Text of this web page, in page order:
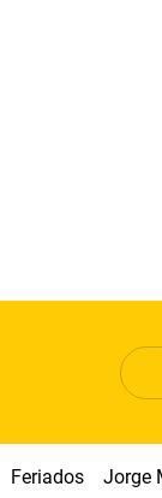
Feriados Jorge